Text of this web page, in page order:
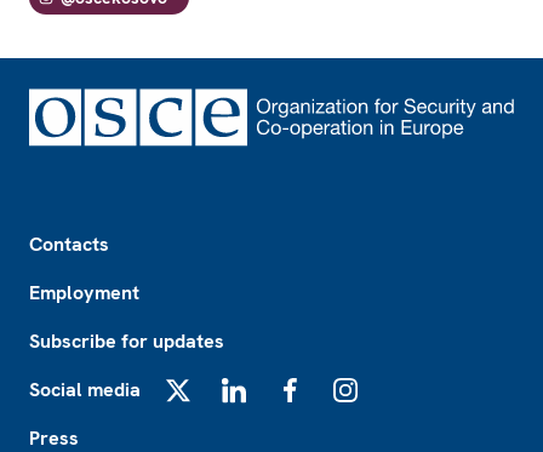
Contacts
Employment
Subscribe for updates
Social media
Press